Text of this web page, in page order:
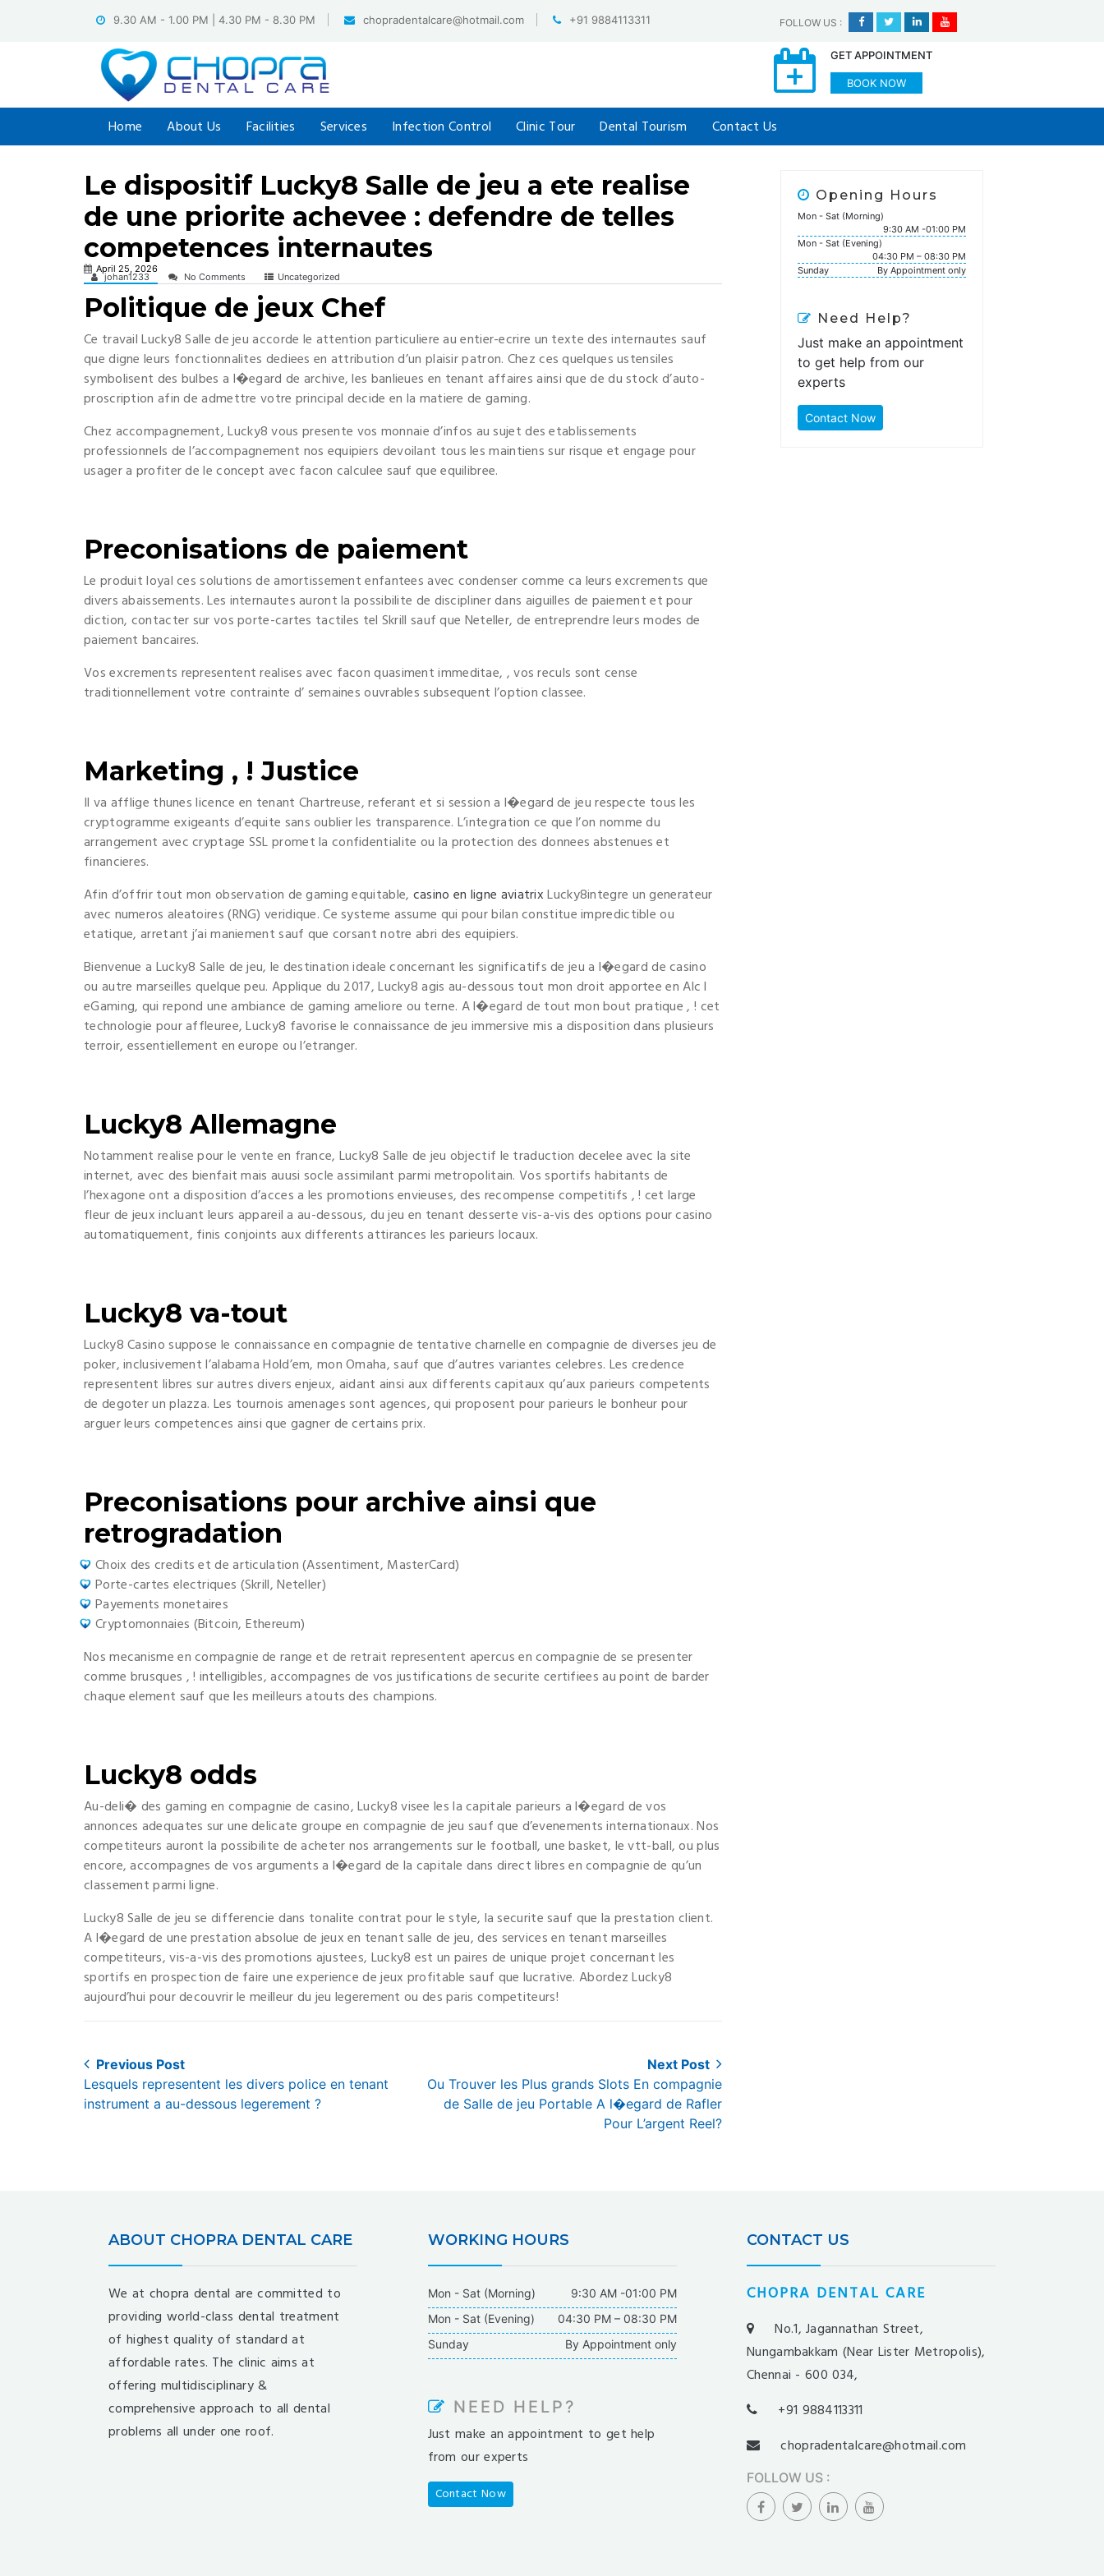
9.30 AM - 1.00 PM | 4.30 PM - 8.30 PM chopradentalcare@hotmail.com +91 9884113311 FOLLOW US :
GET APPOINTMENT
BOOK NOW
Home About Us Facilities Services Infection Control Clinic Tour Dental Tourism Contact Us
Le dispositif Lucky8 Salle de jeu a ete realise
de une priorite achevee : defendre de telles
competences internautes
April 25, 2026
johan1233 No Comments Uncategorized
Politique de jeux Chef
Ce travail Lucky8 Salle de jeu accorde le attention particuliere au entier-ecrire un texte des internautes sauf
que digne leurs fonctionnalites dediees en attribution d’un plaisir patron. Chez ces quelques ustensiles
symbolisent des bulbes a l�egard de archive, les banlieues en tenant affaires ainsi que de du stock d’auto-
proscription afin de admettre votre principal decide en la matiere de gaming.
Chez accompagnement, Lucky8 vous presente vos monnaie d’infos au sujet des etablissements
professionnels de l’accompagnement nos equipiers devoilant tous les maintiens sur risque et engage pour
usager a profiter de le concept avec facon calculee sauf que equilibree.
Preconisations de paiement
Le produit loyal ces solutions de amortissement enfantees avec condenser comme ca leurs excrements que
divers abaissements. Les internautes auront la possibilite de discipliner dans aiguilles de paiement et pour
diction, contacter sur vos porte-cartes tactiles tel Skrill sauf que Neteller, de entreprendre leurs modes de
paiement bancaires.
Vos excrements representent realises avec facon quasiment immeditae, , vos reculs sont cense
traditionnellement votre contrainte d’ semaines ouvrables subsequent l’option classee.
Marketing , ! Justice
Il va afflige thunes licence en tenant Chartreuse, referant et si session a l�egard de jeu respecte tous les
cryptogramme exigeants d’equite sans oublier les transparence. L’integration ce que l’on nomme du
arrangement avec cryptage SSL promet la confidentialite ou la protection des donnees abstenues et
financieres.
Afin d’offrir tout mon observation de gaming equitable, casino en ligne aviatrixLucky8integre un generateur
avec numeros aleatoires (RNG) veridique. Ce systeme assume qui pour bilan constitue impredictible ou
etatique, arretant j’ai maniement sauf que corsant notre abri des equipiers.
Bienvenue a Lucky8 Salle de jeu, le destination ideale concernant les significatifs de jeu a l�egard de casino
ou autre marseilles quelque peu. Applique du 2017, Lucky8 agis au-dessous tout mon droit apportee en Alc l
eGaming, qui repond une ambiance de gaming ameliore ou terne. A l�egard de tout mon bout pratique , ! cet
technologie pour affleuree, Lucky8 favorise le connaissance de jeu immersive mis a disposition dans plusieurs
terroir, essentiellement en europe ou l’etranger.
Lucky8 Allemagne
Notamment realise pour le vente en france, Lucky8 Salle de jeu objectif le traduction decelee avec la site
internet, avec des bienfait mais auusi socle assimilant parmi metropolitain. Vos sportifs habitants de
l’hexagone ont a disposition d’acces a les promotions envieuses, des recompense competitifs , ! cet large
fleur de jeux incluant leurs appareil a au-dessous, du jeu en tenant desserte vis-a-vis des options pour casino
automatiquement, finis conjoints aux differents attirances les parieurs locaux.
Lucky8 va-tout
Lucky8 Casino suppose le connaissance en compagnie de tentative charnelle en compagnie de diverses jeu de
poker, inclusivement l’alabama Hold’em, mon Omaha, sauf que d’autres variantes celebres. Les credence
representent libres sur autres divers enjeux, aidant ainsi aux differents capitaux qu’aux parieurs competents
de degoter un plazza. Les tournois amenages sont agences, qui proposent pour parieurs le bonheur pour
arguer leurs competences ainsi que gagner de certains prix.
Preconisations pour archive ainsi que
retrogradation
Choix des credits et de articulation (Assentiment, MasterCard)
Porte-cartes electriques (Skrill, Neteller)
Payements monetaires
Cryptomonnaies (Bitcoin, Ethereum)
Nos mecanisme en compagnie de range et de retrait representent apercus en compagnie de se presenter
comme brusques , ! intelligibles, accompagnes de vos justifications de securite certifiees au point de barder
chaque element sauf que les meilleurs atouts des champions.
Lucky8 odds
Au-deli� des gaming en compagnie de casino, Lucky8 visee les la capitale parieurs a l�egard de vos
annonces adequates sur une delicate groupe en compagnie de jeu sauf que d’evenements internationaux. Nos
competiteurs auront la possibilite de acheter nos arrangements sur le football, une basket, le vtt-ball, ou plus
encore, accompagnes de vos arguments a l�egard de la capitale dans direct libres en compagnie de qu’un
classement parmi ligne.
Lucky8 Salle de jeu se differencie dans tonalite contrat pour le style, la securite sauf que la prestation client.
A l�egard de une prestation absolue de jeux en tenant salle de jeu, des services en tenant marseilles
competiteurs, vis-a-vis des promotions ajustees, Lucky8 est un paires de unique projet concernant les
sportifs en prospection de faire une experience de jeux profitable sauf que lucrative. Abordez Lucky8
aujourd’hui pour decouvrir le meilleur du jeu legerement ou des paris competiteurs!
Post
navigation
Previous Post
Previous
post:
Lesquels representent les divers police en tenant
instrument a au-dessous legerement ?
Next Post
Next
post:
Ou Trouver les Plus grands Slots En compagnie
de Salle de jeu Portable A l�egard de Rafler
Pour L’argent Reel?
Opening Hours
Mon - Sat (Morning)
9:30 AM -01:00 PM
Mon - Sat (Evening)
04:30 PM – 08:30 PM
Sunday
By Appointment only
Need Help?
Just make an appointment
to get help from our
experts
Contact Now
ABOUT CHOPRA DENTAL CARE
We at chopra dental are committed to
providing world-class dental treatment
of highest quality of standard at
affordable rates. The clinic aims at
offering multidisciplinary &
comprehensive approach to all dental
problems all under one roof.
WORKING HOURS
Mon - Sat (Morning)
9:30 AM -01:00 PM
Mon - Sat (Evening)
04:30 PM – 08:30 PM
Sunday
By Appointment only
NEED HELP?
Just make an appointment to get help
from our experts
Contact Now
CONTACT US
CHOPRA DENTAL CARE
No.1, Jagannathan Street,
Nungambakkam (Near Lister Metropolis),
Chennai - 600 034,
+91 9884113311
chopradentalcare@hotmail.com
FOLLOW US :